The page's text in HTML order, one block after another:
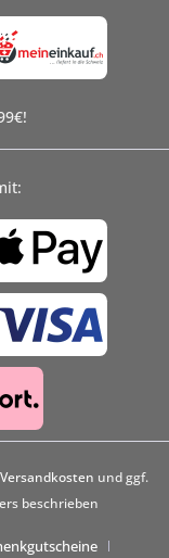
Versandkosten und ggf.
beschrieben